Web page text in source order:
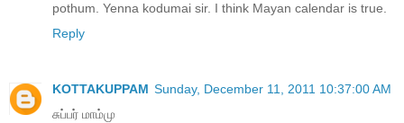
pothum. Yenna kodumai sir. I think Mayan calendar is true.
Reply
KOTTAKUPPAM Sunday, December 11, 2011 10:37:00 AM
சுப்பர் மாம்மு